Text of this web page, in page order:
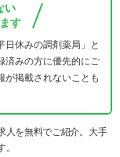
い
す
日休みの調剤薬局」と
済みの方に優先的にご
が掲載されないことも
人を無料でご紹介。大手